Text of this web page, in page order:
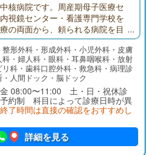
核病院です。周産期母子医療セ
視鏡センター・看護専門学校を
の両面から、頼られる病院を目
さらに進めるために紹介患者さ
して行く方針です。
形外科・形成外科・小児外科・皮膚
・婦人科・眼科・耳鼻咽喉科・放射
科・歯科口腔外科・救急科・病理診
人間ドック・脳ドック
08:00〜11:00 土・日・祝休診
約制 科目によって診療日時が異
了時間は直接の確認をおすすめし
詳細を見る